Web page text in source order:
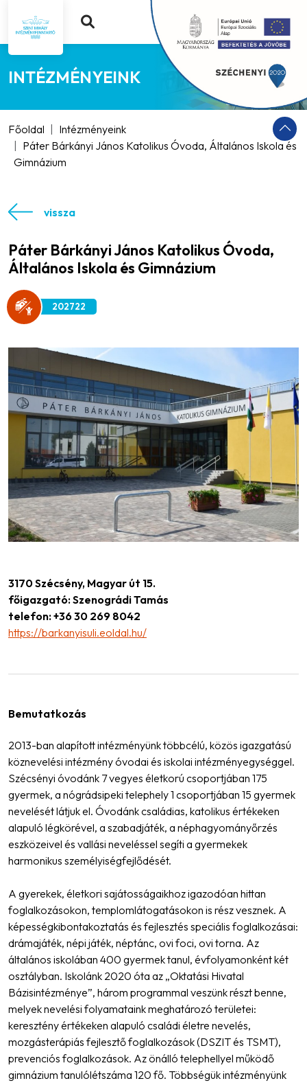
INTÉZMÉNYEINK
Főoldal
Intézményeink
Páter Bárkányi János Katolikus Óvoda, Általános Iskola és
Gimnázium
vissza
Páter Bárkányi János Katolikus Óvoda,
Általános Iskola és Gimnázium
202722
3170 Szécsény, Magyar út 15.
főigazgató: Szenográdi Tamás
telefon: +36 30 269 8042
https://barkanyisuli.eoldal.hu/
Bemutatkozás
2013-ban alapított intézményünk többcélú, közös igazgatású
köznevelési intézmény óvodai és iskolai intézményegységgel.
Szécsényi óvodánk 7 vegyes életkorú csoportjában 175
gyermek, a nógrádsipeki telephely 1 csoportjában 15 gyermek
nevelését látjuk el. Óvodánk családias, katolikus értékeken
alapuló légkörével, a szabadjáték, a néphagyományőrzés
eszközeivel és vallási neveléssel segíti a gyermekek
harmonikus személyiségfejlődését.
A gyerekek, életkori sajátosságaikhoz igazodóan hittan
foglalkozásokon, templomlátogatásokon is rész vesznek. A
képességkibontakoztatás és fejlesztés speciális foglalkozásai:
drámajáték, népi játék, néptánc, ovi foci, ovi torna. Az
általános iskolában 400 gyermek tanul, évfolyamonként két
osztályban. Iskolánk 2020 óta az „Oktatási Hivatal
Bázisintézménye”, három programmal veszünk részt benne,
melyek nevelési folyamataink meghatározó területei:
keresztény értékeken alapuló családi életre nevelés,
mozgásterápiás fejlesztő foglalkozások (DSZIT és TSMT),
prevenciós foglalkozások. Az önálló telephellyel működő
gimnázium tanulólétszáma 120 fő. Többségük intézményünk